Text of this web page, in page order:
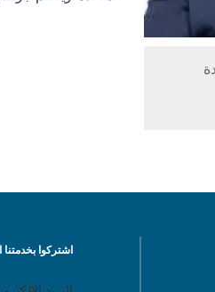
اشتركوا بخدمتنا